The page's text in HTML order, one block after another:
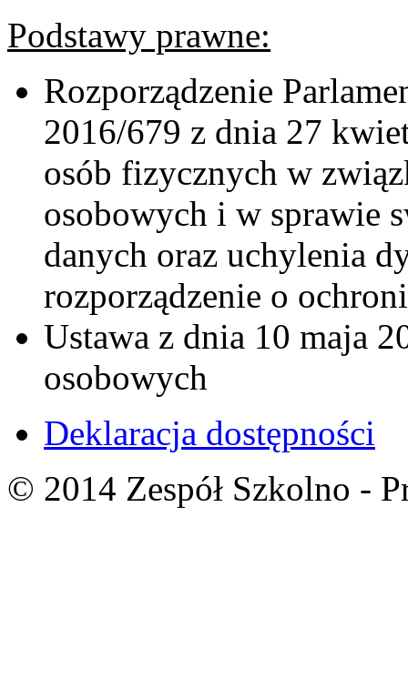
Podstawy prawne:
Rozporządzenie
2016/679 z dnia 27
osób fizycznych w
osobowych i w sprawie
danych oraz uchylenia
rozporządzenie o
Ustawa z dnia 10 maja
osobowych
Deklaracja dostępności
© 2014 Zespół Szkolno -